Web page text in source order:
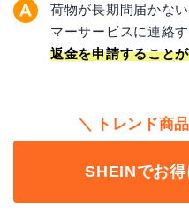
荷物が長期間届かな
マーサービスに連絡
返金を申請すること
トレンド商
SHEINでお